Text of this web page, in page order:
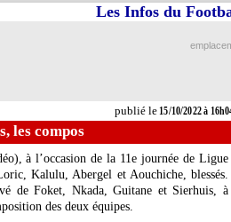
publié le15/10/2022 à
Les Infos du
les compos
à l’occasion de la 11e journée de Ligue
Kalulu, Abergel et Aouchiche, blessés.
de Foket, Nkada, Guitane et Sierhuis, à
des deux équipes.